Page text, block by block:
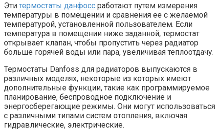
Эти термостаты данфосс работают путем измерения
температуры в помещении и сравнения ее с желаемой
температурой, установленной пользователем. Если
температура в помещении ниже заданной, термостат
открывает клапан, чтобы пропустить через радиатор
больше горячей воды или пара, увеличивая теплоотдачу.
Термостаты Danfoss для радиаторов выпускаются в
различных моделях, некоторые из которых имеют
дополнительные функции, такие как программируемое
планирование, беспроводное подключение и
энергосберегающие режимы. Они могут использоваться
с различными типами систем отопления, включая
гидравлические, электрические.